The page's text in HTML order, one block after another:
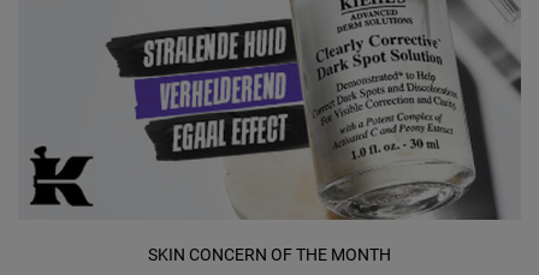
SKIN CONCERN OF THE MONTH